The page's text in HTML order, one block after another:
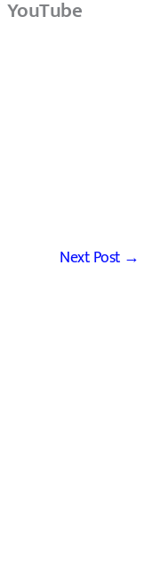
YouTube
Next Post →